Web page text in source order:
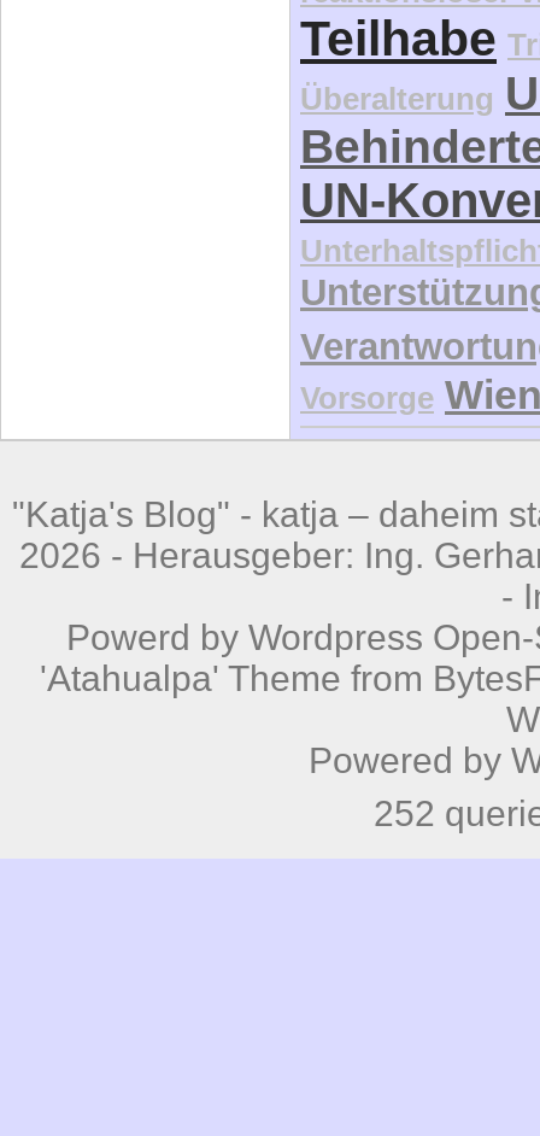
Teilhabe
Überalterung
UN-
Vorsorge
"Katja's Blog" - katja – daheim
2026 - Herausgeber: Ing.
-
Powerd by Wordpress
'Atahualpa' Theme from
Powered by
252